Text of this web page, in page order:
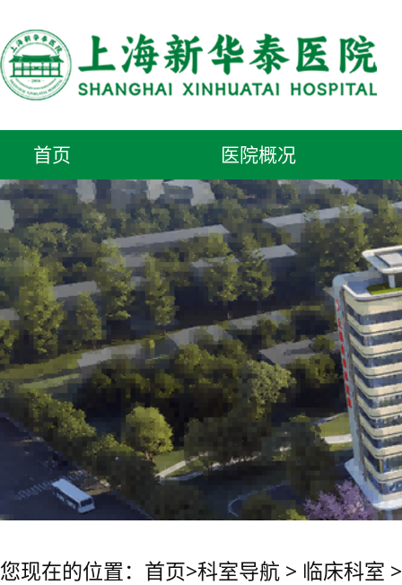
首页 医院概况
您现在的位置： 首页>科室导航 > 临床科室